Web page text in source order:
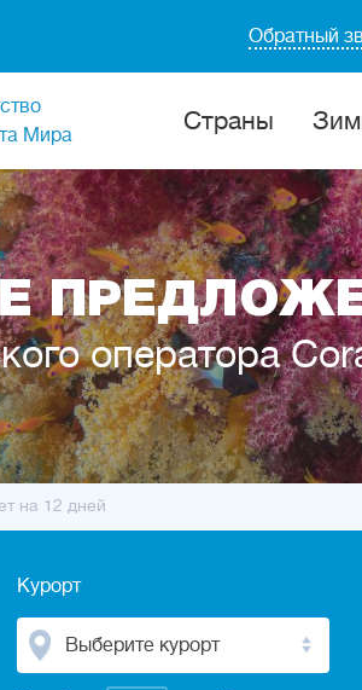
Обратный
Мира
Cтраны
оператора
на 12 дней
Курорт
Выберите курорт